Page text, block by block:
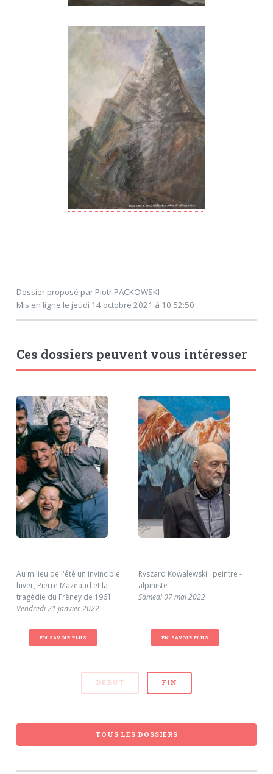
Dossier proposé par Piotr PACKOWSKI
Mis en ligne le jeudi 14 octobre 2021 à 10:52:50
Ces dossiers peuvent vous intéresser
Au milieu de l'été un invincible
hiver, Pierre Mazeaud et la
tragédie du Frêney de 1961
Vendredi 21 janvier 2022
EN SAVOIR PLUS
Ryszard Kowalewski : peintre -
alpiniste
Samedi 07 mai 2022
EN SAVOIR PLUS
DÉBUT FIN
TOUS LES DOSSIERS